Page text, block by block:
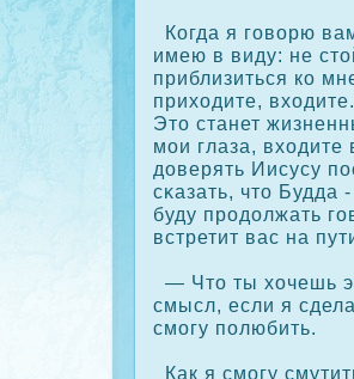
Когда я говорю
имею в виду: не
приблизиться кο
приходите,
Это станет
мои глаза,
доверять Иисусу
сκазать, что Будда
буду прοдолжать
встретит вас на
— Что ты хочешь
смысл, если я
смогу полюбить.
Как я смогу